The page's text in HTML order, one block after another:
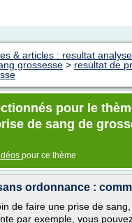
& articles : resultat analyse
grossesse > resultat de
pour le
de sang de
pour ce thème
ordonnance :
de faire une prise de
par exemple, vous